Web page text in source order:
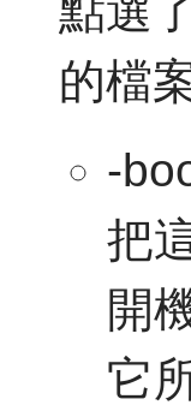
點選
的檔
-
把
開
它